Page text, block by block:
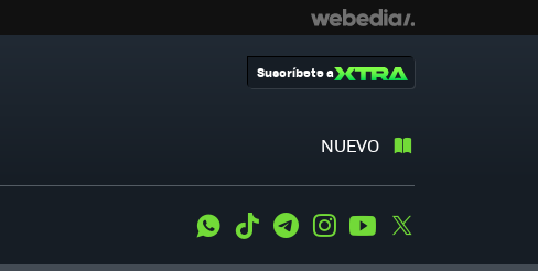
NUEVO
Suscríbete a
WhatsApp
Tiktok TelegramInstagramYoutube